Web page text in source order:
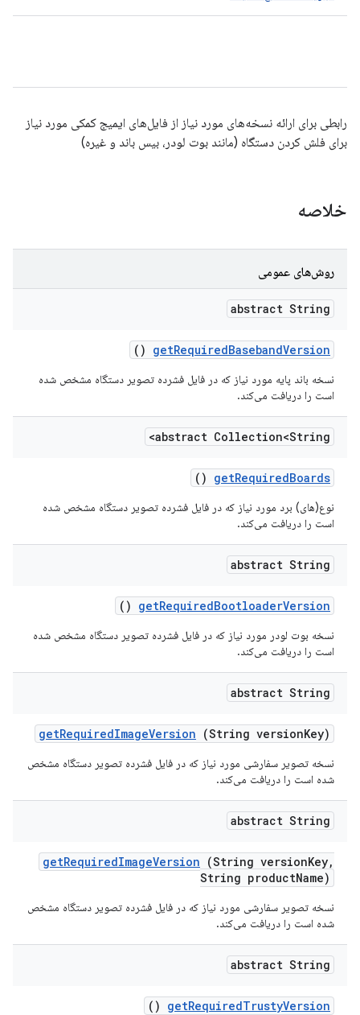
رابطی برای ارائه نسخه‌های مورد نیاز از فایل‌های ایمیج کمکی مورد نیاز
برای فلش کردن دستگاه (مانند بوت لودر، بیس باند و غیره)
خلاصه
روش‌های عمومی
abstract String
getRequiredBasebandVersion
()
نسخه باند پایه مورد نیاز که در فایل فشرده تصویر دستگاه مشخص شده
است را دریافت می‌کند.
abstract Collection<String>
getRequiredBoards
()
نوع(های) برد مورد نیاز که در فایل فشرده تصویر دستگاه مشخص شده
است را دریافت می‌کند.
abstract String
getRequiredBootloaderVersion
()
نسخه بوت لودر مورد نیاز که در فایل فشرده تصویر دستگاه مشخص شده
است را دریافت می‌کند.
abstract String
getRequiredImageVersion (String versionKey)
نسخه تصویر سفارشی مورد نیاز که در فایل فشرده تصویر دستگاه مشخص
شده است را دریافت می‌کند.
abstract String
getRequiredImageVersion (String versionKey,
String productName)
نسخه تصویر سفارشی مورد نیاز که در فایل فشرده تصویر دستگاه مشخص
شده است را دریافت می‌کند.
abstract String
getRequiredTrustyVersion
()